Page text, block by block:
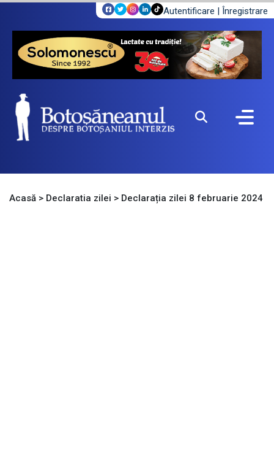
Autentificare | Înregistrare
Acasă > Declaratia zilei > Declarația zilei 8 februarie 2024